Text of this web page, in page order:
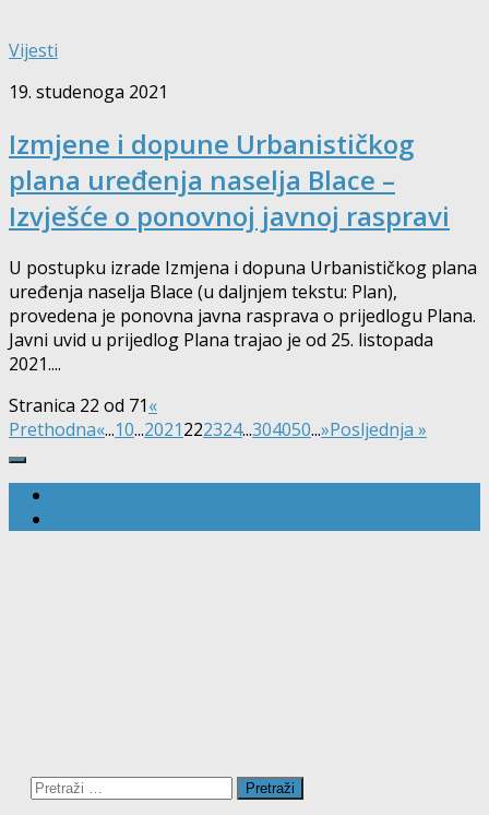
Vijesti
19. studenoga 2021
Izmjene i dopune Urbanističkog
plana uređenja naselja Blace –
Izvješće o ponovnoj javnoj raspravi
U postupku izrade Izmjena i dopuna Urbanističkog plana
uređenja naselja Blace (u daljnjem tekstu: Plan),
provedena je ponovna javna rasprava o prijedlogu Plana.
Javni uvid u prijedlog Plana trajao je od 25. listopada
2021....
Stranica 22 od 71«
Prethodna«...10...2021222324...304050...»Posljednja »
Pretraži: